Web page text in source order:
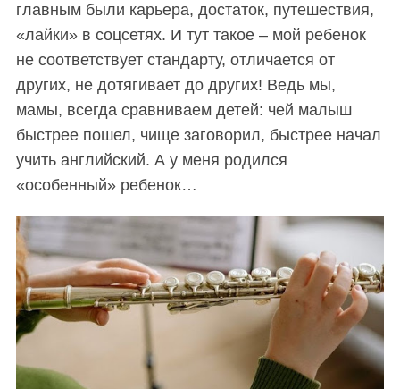
главным были карьера, достаток, путешествия,
«лайки» в соцсетях. И тут такое – мой ребенок
не соответствует стандарту, отличается от
других, не дотягивает до других! Ведь мы,
мамы, всегда сравниваем детей: чей малыш
быстрее пошел, чище заговорил, быстрее начал
учить английский. А у меня родился
«особенный» ребенок…